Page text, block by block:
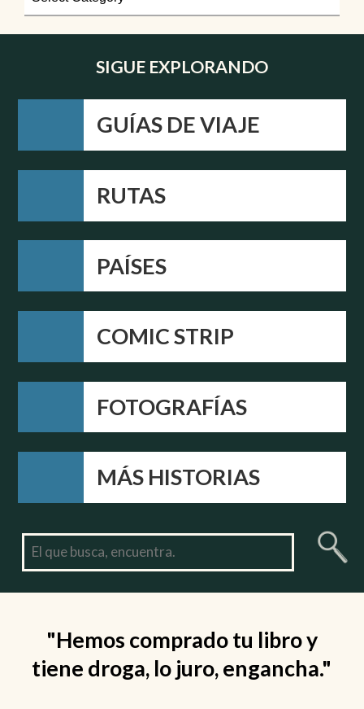
SIGUE EXPLORANDO
GUÍAS DE VIAJE
RUTAS
PAÍSES
COMIC STRIP
FOTOGRAFÍAS
MÁS HISTORIAS
"Hemos comprado tu libro y
tiene droga, lo juro, engancha."